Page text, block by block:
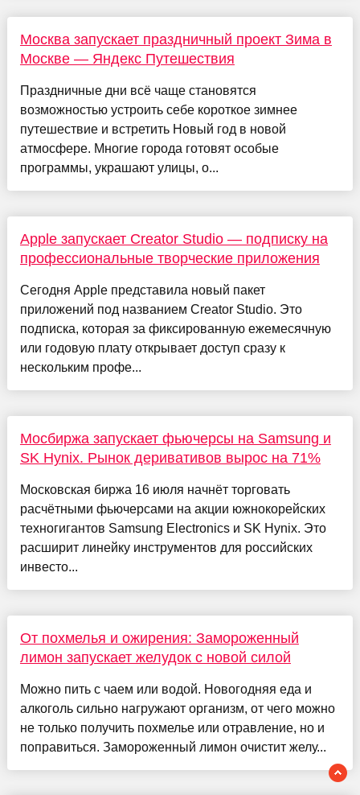
Москва запускает праздничный проект Зима в
Москве — Яндекс Путешествия
Праздничные дни всё чаще становятся
возможностью устроить себе короткое зимнее
путешествие и встретить Новый год в новой
атмосфере. Многие города готовят особые
программы, украшают улицы, о...
Apple запускает Creator Studio — подписку на
профессиональные творческие приложения
Сегодня Apple представила новый пакет
приложений под названием Creator Studio. Это
подписка, которая за фиксированную ежемесячную
или годовую плату открывает доступ сразу к
нескольким профе...
Мосбиржа запускает фьючерсы на Samsung и
SK Hynix. Рынок деривативов вырос на 71%
Московская биржа 16 июля начнёт торговать
расчётными фьючерсами на акции южнокорейских
техногигантов Samsung Electronics и SK Hynix. Это
расширит линейку инструментов для российских
инвесто...
От похмелья и ожирения: Замороженный
лимон запускает желудок с новой силой
Можно пить с чаем или водой. Новогодняя еда и
алкоголь сильно нагружают организм, от чего можно
не только получить похмелье или отравление, но и
поправиться. Замороженный лимон очистит желу...